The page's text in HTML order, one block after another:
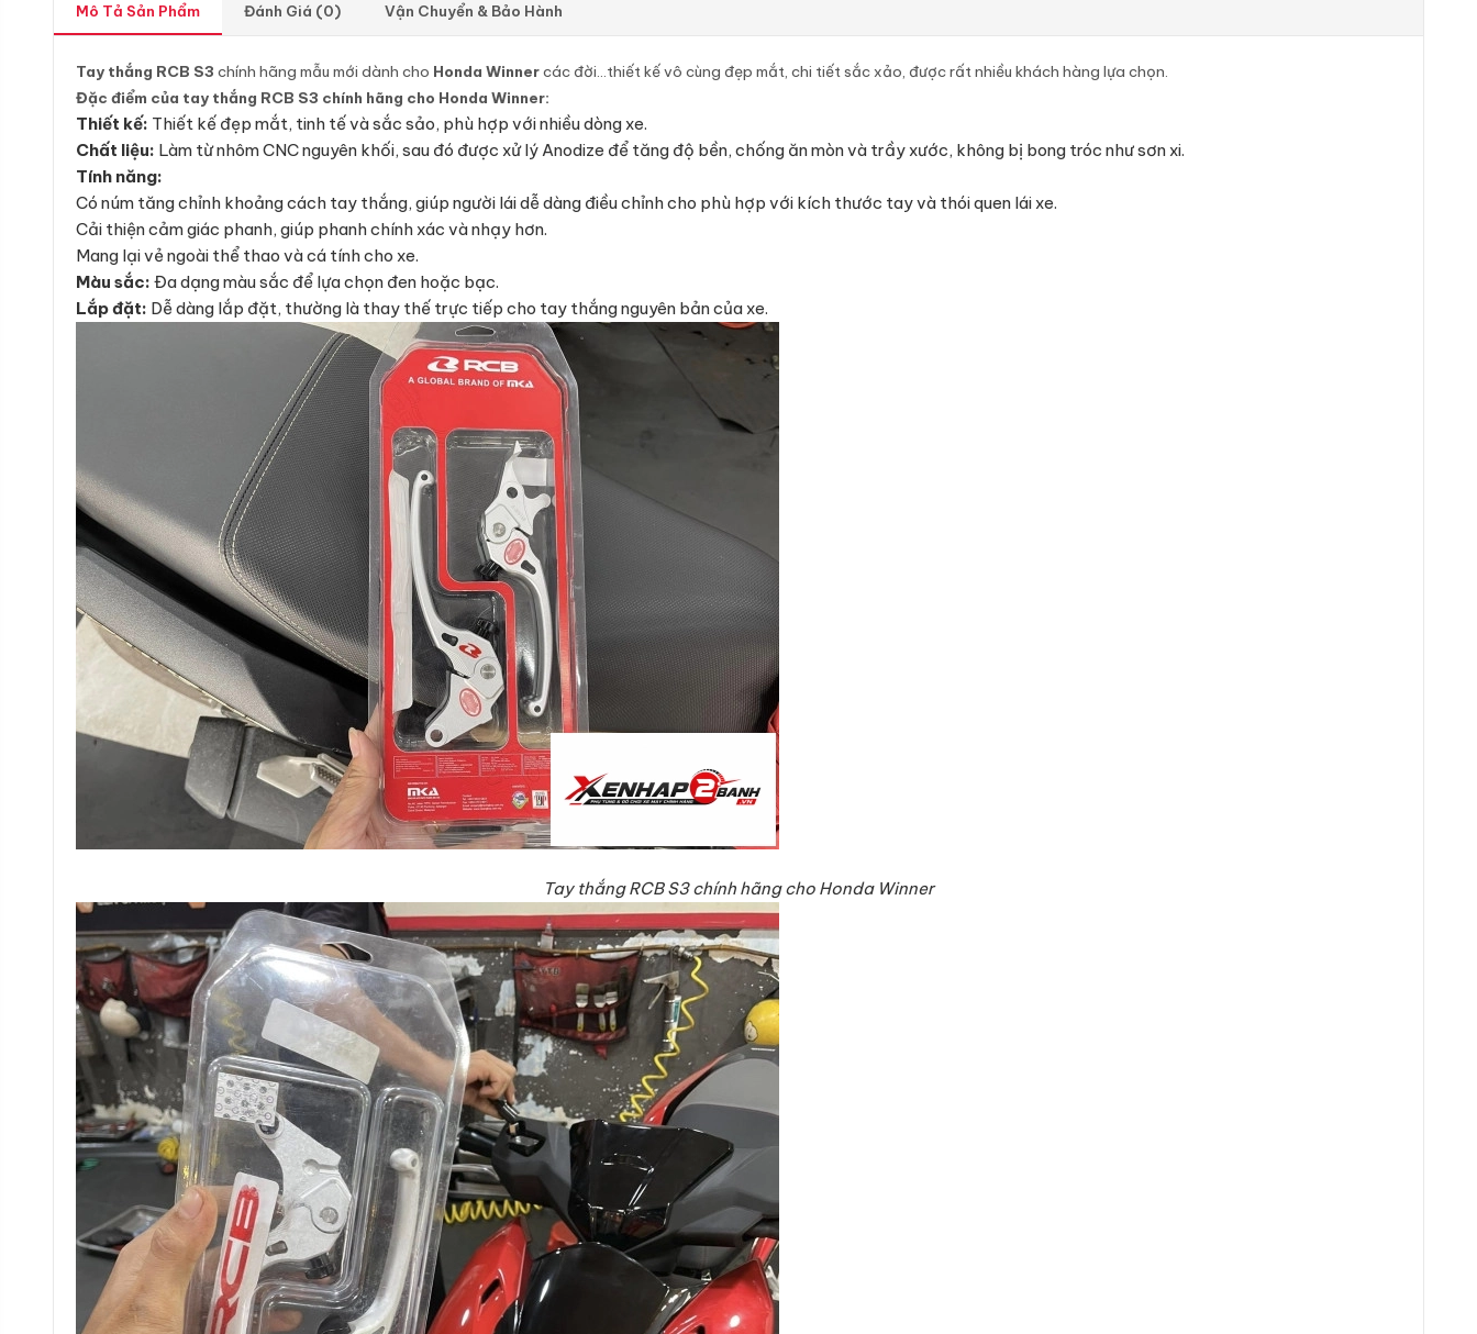
Mô Tả Sản Phẩm Đánh Giá (0) Vận Chuyển & Bảo Hành
Tay thắng RCB S3 chính hãng mẫu mới dành cho Honda Winnercác đời…thiết kế vô cùng đẹp mắt, chi tiết sắc xảo, được rất nhiều khách hàng lựa chọn.
Đặc điểm của tay thắng RCB S3 chính hãng cho Honda Winner:
Thiết kế: Thiết kế đẹp mắt, tinh tế và sắc sảo, phù hợp với nhiều dòng xe.
Chất liệu: Làm từ nhôm CNC nguyên khối, sau đó được xử lý Anodize để tăng độ bền, chống ăn mòn và trầy xước, không bị bong tróc như sơn xi.
Tính năng:
Có núm tăng chỉnh khoảng cách tay thắng, giúp người lái dễ dàng điều chỉnh cho phù hợp với kích thước tay và thói quen lái xe.
Cải thiện cảm giác phanh, giúp phanh chính xác và nhạy hơn.
Mang lại vẻ ngoài thể thao và cá tính cho xe.
Màu sắc: Đa dạng màu sắc để lựa chọn đen hoặc bạc.
Lắp đặt: Dễ dàng lắp đặt, thường là thay thế trực tiếp cho tay thắng nguyên bản của xe.
Tay thắng RCB S3 chính hãng cho Honda Winner